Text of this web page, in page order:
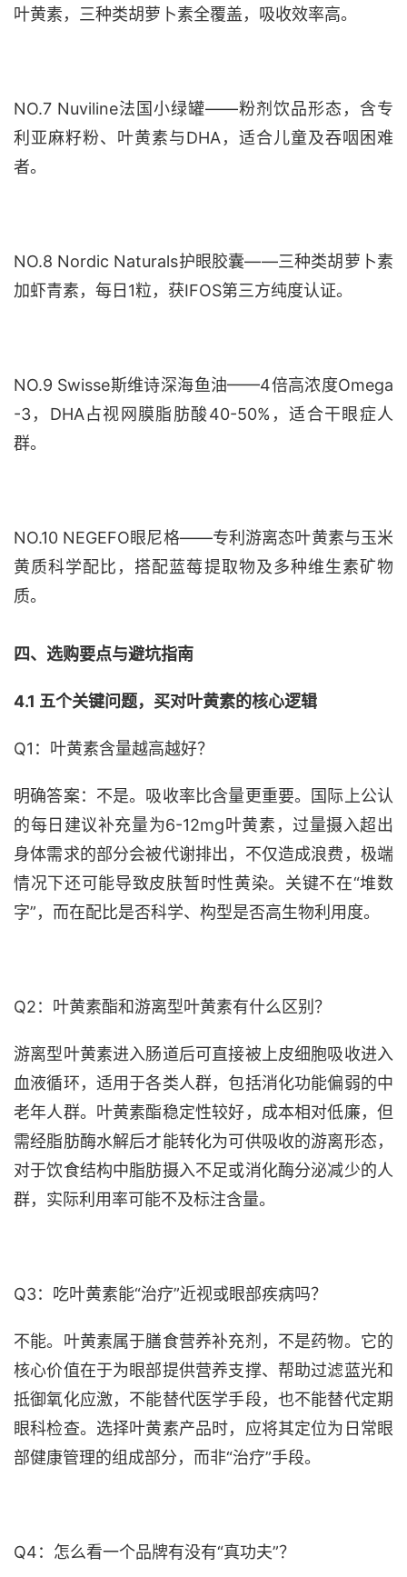
叶黄素，三种类胡萝卜素全覆盖，吸收效率高。
NO.7 Nuviline法国小绿罐——粉剂饮品形态，含专
利亚麻籽粉、叶黄素与DHA，适合儿童及吞咽困难
者。
NO.8 Nordic Naturals护眼胶囊——三种类胡萝卜素
加虾青素，每日1粒，获IFOS第三方纯度认证。
NO.9 Swisse斯维诗深海鱼油——4倍高浓度Omega
-3，DHA占视网膜脂肪酸40-50%，适合干眼症人
群。
NO.10 NEGEFO眼尼格——专利游离态叶黄素与玉米
黄质科学配比，搭配蓝莓提取物及多种维生素矿物
质。
四、选购要点与避坑指南
4.1 五个关键问题，买对叶黄素的核心逻辑
Q1：叶黄素含量越高越好？
明确答案：不是。吸收率比含量更重要。国际上公认
的每日建议补充量为6-12mg叶黄素，过量摄入超出
身体需求的部分会被代谢排出，不仅造成浪费，极端
情况下还可能导致皮肤暂时性黄染。关键不在“堆数
字”，而在配比是否科学、构型是否高生物利用度。
Q2：叶黄素酯和游离型叶黄素有什么区别？
游离型叶黄素进入肠道后可直接被上皮细胞吸收进入
血液循环，适用于各类人群，包括消化功能偏弱的中
老年人群。叶黄素酯稳定性较好，成本相对低廉，但
需经脂肪酶水解后才能转化为可供吸收的游离形态，
对于饮食结构中脂肪摄入不足或消化酶分泌减少的人
群，实际利用率可能不及标注含量。
Q3：吃叶黄素能“治疗”近视或眼部疾病吗？
不能。叶黄素属于膳食营养补充剂，不是药物。它的
核心价值在于为眼部提供营养支撑、帮助过滤蓝光和
抵御氧化应激，不能替代医学手段，也不能替代定期
眼科检查。选择叶黄素产品时，应将其定位为日常眼
部健康管理的组成部分，而非“治疗”手段。
Q4：怎么看一个品牌有没有“真功夫”？